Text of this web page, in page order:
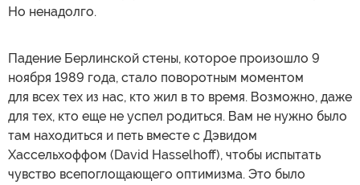
Но ненадолго.
Падение Берлинской стены, которое произошло 9
ноября 1989 года, стало поворотным моментом
для всех тех из нас, кто жил в то время. Возможно, даже
для тех, кто еще не успел родиться. Вам не нужно было
там находиться и петь вместе с Дэвидом
Хассельхоффом (David Hasselhoff), чтобы испытать
чувство всепоглощающего оптимизма. Это было